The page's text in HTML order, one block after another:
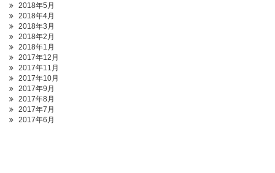
2018年5月
2018年4月
2018年3月
2018年2月
2018年1月
2017年12月
2017年11月
2017年10月
2017年9月
2017年8月
2017年7月
2017年6月